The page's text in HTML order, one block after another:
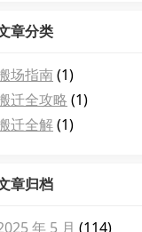
章分类
场指南(1)
迁全攻略 (1)
迁全解(1)
章归档
年 5 月 (114)